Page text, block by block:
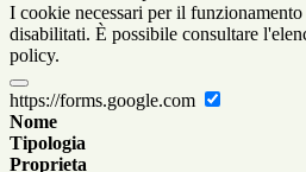
I cookie necessari per il funzionamento
disabilitati. È possibile consultare
policy.
https://forms.google.com
Nome
Tipologia
Proprieta